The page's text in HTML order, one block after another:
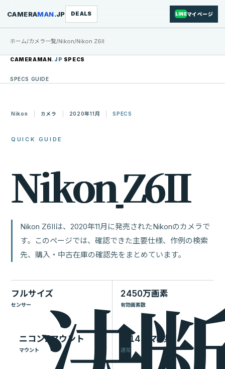
CAMERAMAN.JP DEALS LINEマイページ
ホーム/カメラ一覧/Nikon/Nikon Z6II
CAMERAMAN.JP SPECS
SPECS GUIDE
Nikon カメラ 2020年11月 SPECS
QUICK GUIDE
NikonZ6II
Nikon Z6IIは、2020年11月に発売されたNikonのカメラで
す。このページでは、確認できた主要仕様、作例の検索
先、購入・中古在庫の確認先をまとめています。
フルサイズ
センサー
2450万画素
有効画素数
ニコンZマウント
マウント
約14コマ/秒
連写